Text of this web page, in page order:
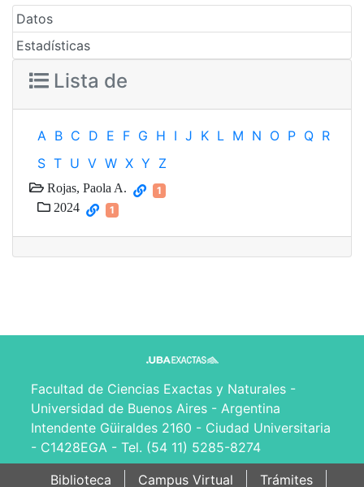
Datos
Estadísticas
Lista de
A B C D E F G H I J K L M N O P Q R
S T U V W X Y Z
Rojas, Paola A. 1
2024 1
Facultad de Ciencias Exactas y Naturales -
Universidad de Buenos Aires - Argentina
Intendente Güiraldes 2160 - Ciudad Universitaria
- C1428EGA - Tel. (54 11) 5285-8274
Biblioteca
Campus Virtual Trámites